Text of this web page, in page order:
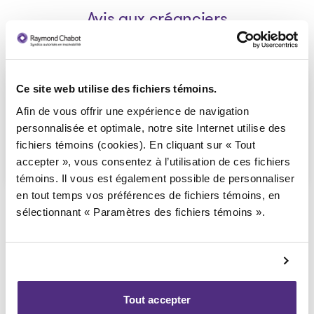
Ce site web utilise des fichiers témoins.
Afin de vous offrir une expérience de navigation
personnalisée et optimale, notre site Internet utilise des
fichiers témoins (cookies). En cliquant sur « Tout
accepter », vous consentez à l’utilisation de ces fichiers
témoins. Il vous est également possible de personnaliser
en tout temps vos préférences de fichiers témoins, en
sélectionnant « Paramètres des fichiers témoins ».
Tout accepter
Avis aux créanciers
Avis de la faillite
2023-09-13
Télécharger
: Avis de la faillite
Retourner vers les dossiers publics